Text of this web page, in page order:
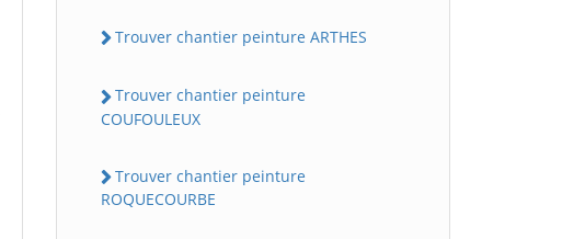
Trouver chantier peinture ARTHES
Trouver chantier peinture
COUFOULEUX
Trouver chantier peinture
ROQUECOURBE